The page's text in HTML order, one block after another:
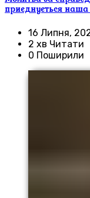
приєднується
16 Липня,
2 хв Читати
0 Поширили